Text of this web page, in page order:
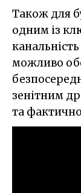
Також для
одним із
можливо
зенітним
та